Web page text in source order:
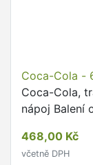
Coca-Cola -
Coca-Cola,
nápoj Balení
468,00 Kč
včetně DPH